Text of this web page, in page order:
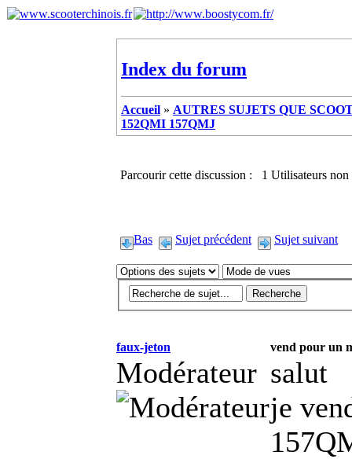
Index du forum
Accueil » AUTRES SUJETS QUE
152QMI 157QMJ
Parcourir cette discussion : 1 Utilisateurs non
Bas Sujet précédent Sujet suivant
faux-jeton vend pour un
Modérateur salut
je